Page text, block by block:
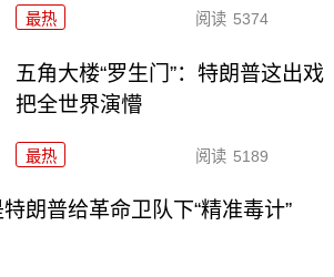
最热 阅读 5374
五角大楼“罗生门”：特朗普这出戏
把全世界演懵
最热 阅读 5189
朗普给革命卫队下“精准毒计”